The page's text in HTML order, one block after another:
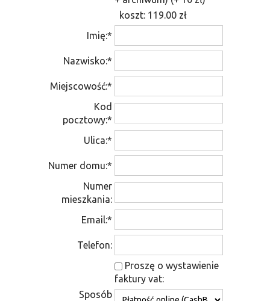
koszt: 119.00zł
Imię:*
Nazwisko:*
Miejscowość:*
Kod
pocztowy:*
Ulica:*
Numer domu:*
Numer
mieszkania:
Email:*
Telefon:
Proszę o wystawienie
faktury vat:
Sposób